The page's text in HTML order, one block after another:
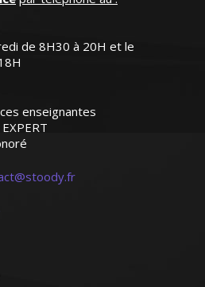
C.K (Verneuil sur
élève en primaire)
H. Jean-Philippe -
de biologie (SVT) -
Master 2 en anglais et fort
de 8H30 à 20H et le
enseignantes